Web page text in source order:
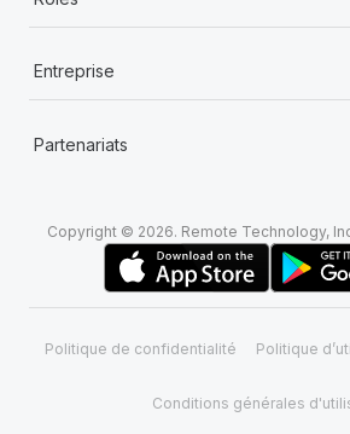
Entreprise
Partenariats
Copyright © 2026. Remote Technology,
Politique de confidentialité Politique
Conditions générales